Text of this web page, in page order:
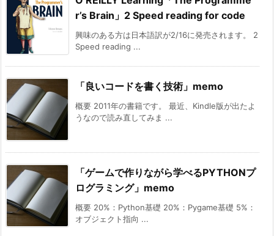
r’s Brain」2 Speed reading for code
興味のある方は日本語訳が2/16に発売されます。 2
Speed reading ...
「良いコードを書く技術」memo
概要 2011年の書籍です。 最近、Kindle版が出たよ
うなので読み直してみま ...
「ゲームで作りながら学べるPYTHONプ
ログラミング」memo
概要 20%：Python基礎 20%：Pygame基礎 5%：
オブジェクト指向 ...